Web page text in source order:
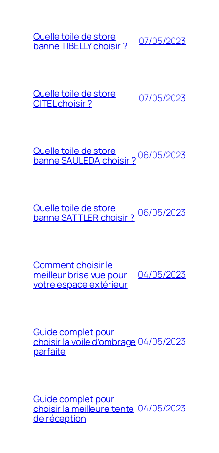
Quelle toile de store
banne TIBELLY choisir ? 07/05/2023
Quelle toile de store
CITEL choisir ? 07/05/2023
Quelle toile de store
banne SAULEDA choisir ?06/05/2023
Quelle toile de store
banne SATTLER choisir ? 06/05/2023
Comment choisir le
meilleur brise vue pour
votre espace extérieur
04/05/2023
Guide complet pour
choisir la voile d’ombrage
parfaite
04/05/2023
Guide complet pour
choisir la meilleure tente
de réception
04/05/2023